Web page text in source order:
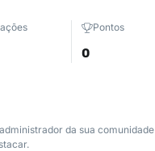
Pontos
0
da sua comunidade